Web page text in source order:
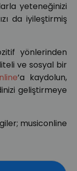
yeteneğinizi
da iyileştirmiş
yönlerinden
ve sosyal bir
’a kaydolun,
geliştirmeye
musiconline